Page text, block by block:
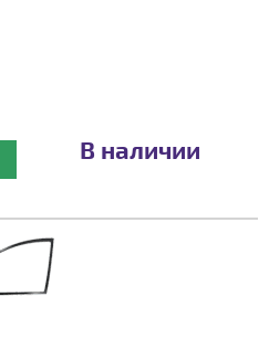
В наличии